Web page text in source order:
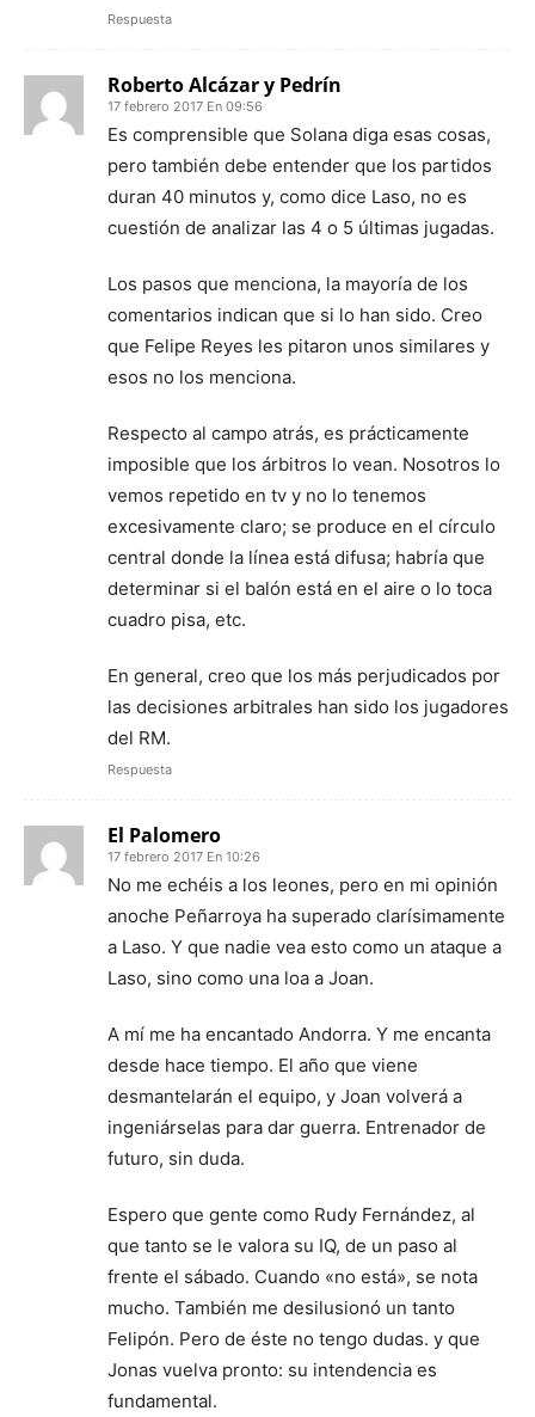
Respuesta
Roberto Alcázar y Pedrín
17 febrero 2017 En 09:56
Es comprensible que Solana diga esas cosas,
pero también debe entender que los partidos
duran 40 minutos y, como dice Laso, no es
cuestión de analizar las 4 o 5 últimas jugadas.
Los pasos que menciona, la mayoría de los
comentarios indican que si lo han sido. Creo
que Felipe Reyes les pitaron unos similares y
esos no los menciona.
Respecto al campo atrás, es prácticamente
imposible que los árbitros lo vean. Nosotros lo
vemos repetido en tv y no lo tenemos
excesivamente claro; se produce en el círculo
central donde la línea está difusa; habría que
determinar si el balón está en el aire o lo toca
cuadro pisa, etc.
En general, creo que los más perjudicados por
las decisiones arbitrales han sido los jugadores
del RM.
Respuesta
El Palomero
17 febrero 2017 En 10:26
No me echéis a los leones, pero en mi opinión
anoche Peñarroya ha superado clarísimamente
a Laso. Y que nadie vea esto como un ataque a
Laso, sino como una loa a Joan.
A mí me ha encantado Andorra. Y me encanta
desde hace tiempo. El año que viene
desmantelarán el equipo, y Joan volverá a
ingeniárselas para dar guerra. Entrenador de
futuro, sin duda.
Espero que gente como Rudy Fernández, al
que tanto se le valora su IQ, de un paso al
frente el sábado. Cuando «no está», se nota
mucho. También me desilusionó un tanto
Felipón. Pero de éste no tengo dudas. y que
Jonas vuelva pronto: su intendencia es
fundamental.